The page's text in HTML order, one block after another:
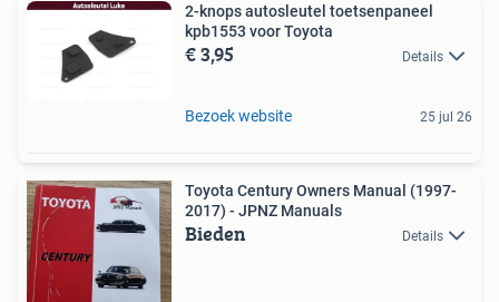
2-knops autosleutel toetsenpaneel
kpb1553 voor Toyota
€ 3,95 Details
Bezoek website 25 jul 26
Toyota Century Owners Manual (1997-
2017) - JPNZ Manuals
Bieden Details